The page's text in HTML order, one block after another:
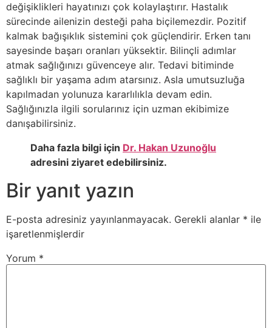
değişiklikleri hayatınızı çok kolaylaştırır. Hastalık
sürecinde ailenizin desteği paha biçilemezdir. Pozitif
kalmak bağışıklık sistemini çok güçlendirir. Erken tanı
sayesinde başarı oranları yüksektir. Bilinçli adımlar
atmak sağlığınızı güvenceye alır. Tedavi bitiminde
sağlıklı bir yaşama adım atarsınız. Asla umutsuzluğa
kapılmadan yolunuza kararlılıkla devam edin.
Sağlığınızla ilgili sorularınız için uzman ekibimize
danışabilirsiniz.
Daha fazla bilgi için Dr. Hakan Uzunoğlu
adresini ziyaret edebilirsiniz.
Bir yanıt yazın
E-posta adresiniz yayınlanmayacak. Gerekli alanlar * ile
işaretlenmişlerdir
Yorum *